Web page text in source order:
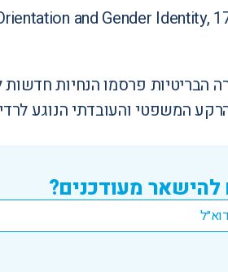
and Gender Identity,
הבריטיות פרסמו הנחיות
המשפטי והעובדתי הנוגע
להישאר מעודכנים?